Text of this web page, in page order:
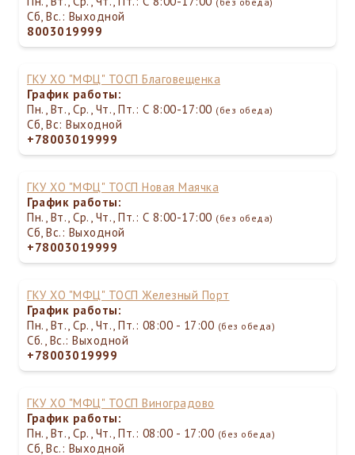
Сб, Вс.: Выходной
8003019999
ГКУ ХО "МФЦ" ТОСП Благовещенка
График работы:
Пн., Вт., Ср., Чт., Пт.: С 8:00-17:00 (без обеда)
Сб, Вс: Выходной
+78003019999
ГКУ ХО "МФЦ" ТОСП Новая Маячка
График работы:
Пн., Вт., Ср., Чт., Пт.: С 8:00-17:00 (без обеда)
Сб, Вс.: Выходной
+78003019999
ГКУ ХО "МФЦ" ТОСП Железный Порт
График работы:
Пн., Вт., Ср., Чт., Пт.: 08:00 - 17:00 (без обеда)
Сб., Вс.: Выходной
+78003019999
ГКУ ХО "МФЦ" ТОСП Виноградово
График работы:
Пн., Вт., Ср., Чт., Пт.: 08:00 - 17:00 (без обеда)
Сб, Вс.: Выходной